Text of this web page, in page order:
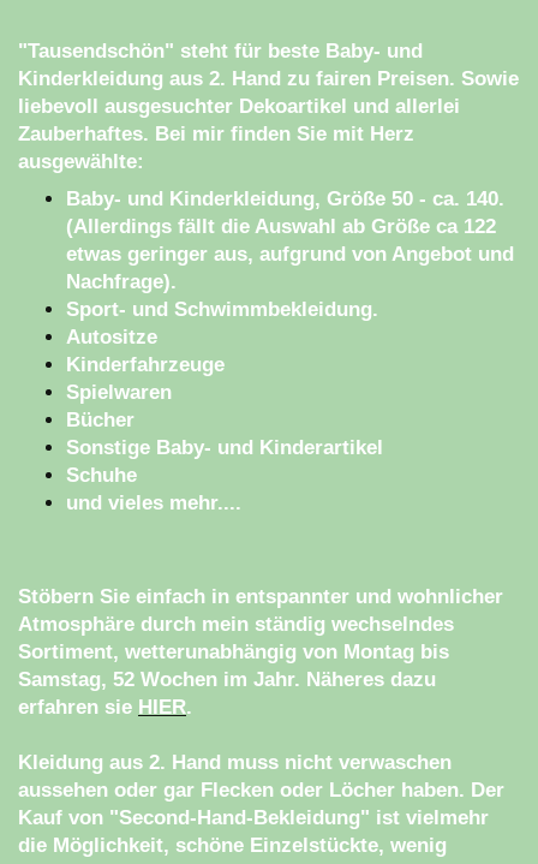
"Tausendschön" steht für beste Baby- und
Kinderkleidung aus 2. Hand zu fairen Preisen. Sowie
liebevoll ausgesuchter Dekoartikel und allerlei
Zauberhaftes. Bei mir finden Sie mit Herz
ausgewählte:
Baby- und Kinderkleidung, Größe 50 - ca. 140.
(Allerdings fällt die Auswahl ab Größe ca 122
etwas geringer aus, aufgrund von Angebot und
Nachfrage).
Sport- und Schwimmbekleidung.
Autositze
Kinderfahrzeuge
Spielwaren
Bücher
Sonstige Baby- und Kinderartikel
Schuhe
und vieles mehr....
Stöbern Sie einfach in entspannter und wohnlicher
Atmosphäre durch mein ständig wechselndes
Sortiment, wetterunabhängig von Montag bis
Samstag, 52 Wochen im Jahr. Näheres dazu
erfahren sie HIER.
Kleidung aus 2. Hand muss nicht verwaschen
aussehen oder gar Flecken oder Löcher haben. Der
Kauf von "Second-Hand-Bekleidung" ist vielmehr
die Möglichkeit, schöne Einzelstückte, wenig